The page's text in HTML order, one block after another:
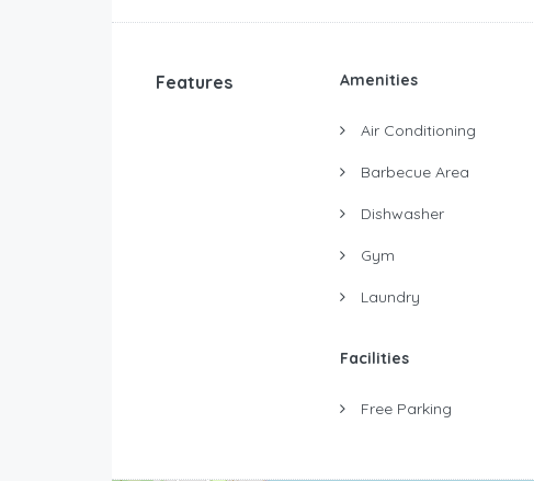
Features Amenities
Air Conditioning
Barbecue Area
Dishwasher
Gym
Laundry
Facilities
Free Parking